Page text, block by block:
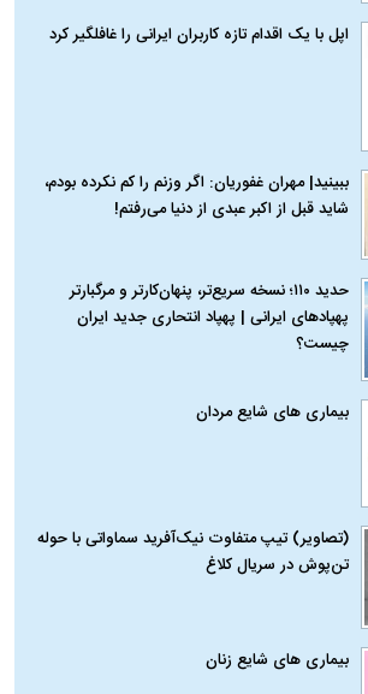
اپل با یک اقدام تازه کاربران ایرانی را غافلگیر کرد
ببینید| مهران غفوریان: اگر وزنم را کم نکرده بودم،
شاید قبل از اکبر عبدی از دنیا می‌رفتم!
حدید ۱۱۰؛ نسخه سریع‌تر، پنهان‌کارتر و مرگبارتر
پهپادهای ایرانی | پهپاد انتحاری جدید ایران
چیست؟
بیماری‌ های شایع مردان
(تصاویر) تیپ متفاوت نیک‌آفرید سماواتی با حوله
تن‌پوش در سریال کلاغ
بیماری‌ های شایع زنان